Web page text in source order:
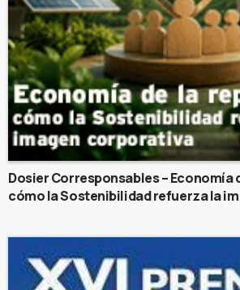
Dosier Corresponsables – Economía
cómo la Sostenibilidad refuerza la